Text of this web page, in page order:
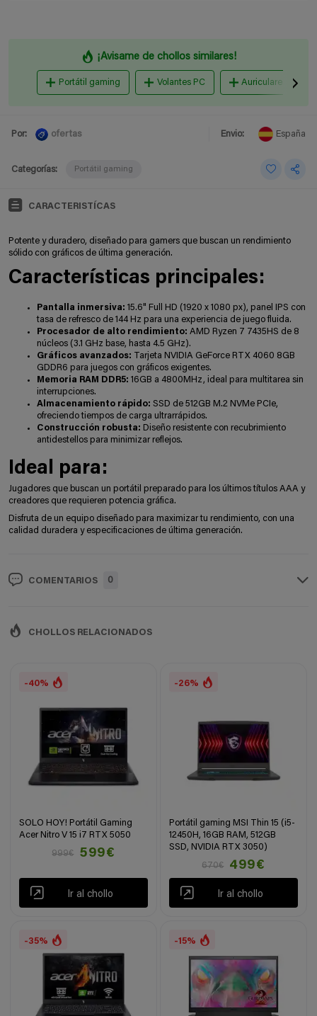
¡Avisame de chollos similares!
Portátil gaming Volantes PC Auriculares
Por: ofertas Envio: España
Categorías: Portátil gaming
CARACTERISTÍCAS
Potente y duradero, diseñado para gamers que buscan un rendimiento
sólido con gráficos de última generación.
Características principales:
Pantalla inmersiva: 15.6" Full HD (1920 x 1080 px), panel IPS con
tasa de refresco de 144 Hz para una experiencia de juego fluida.
Procesador de alto rendimiento: AMD Ryzen 7 7435HS de 8
núcleos (3.1 GHz base, hasta 4.5 GHz).
Gráficos avanzados: Tarjeta NVIDIA GeForce RTX 4060 8GB
GDDR6 para juegos con gráficos exigentes.
Memoria RAM DDR5: 16GB a 4800MHz, ideal para multitarea sin
interrupciones.
Almacenamiento rápido: SSD de 512GB M.2 NVMe PCIe,
ofreciendo tiempos de carga ultrarrápidos.
Construcción robusta: Diseño resistente con recubrimiento
antidestellos para minimizar reflejos.
Ideal para:
Jugadores que buscan un portátil preparado para los últimos títulos AAA y
creadores que requieren potencia gráfica.
Disfruta de un equipo diseñado para maximizar tu rendimiento, con una
calidad duradera y especificaciones de última generación.
COMENTARIOS 0
CHOLLOS RELACIONADOS
-40%
SOLO HOY! Portátil Gaming
Acer Nitro V 15 i7 RTX 5050
999€
599€
Ir al chollo
-26%
Portátil gaming MSI Thin 15 (i5-
12450H, 16GB RAM, 512GB
SSD, NVIDIA RTX 3050)
670€
499€
Ir al chollo
-35% -15%